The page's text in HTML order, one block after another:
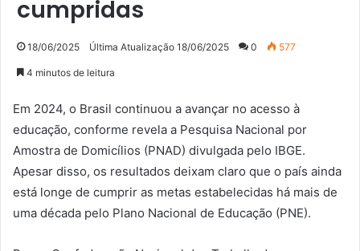
cumpridas
18/06/2025 Última Atualização 18/06/2025 0 577
4 minutos de leitura
Em 2024, o Brasil continuou a avançar no acesso à
educação, conforme revela a Pesquisa Nacional por
Amostra de Domicílios (PNAD) divulgada pelo IBGE.
Apesar disso, os resultados deixam claro que o país ainda
está longe de cumprir as metas estabelecidas há mais de
uma década pelo Plano Nacional de Educação (PNE).